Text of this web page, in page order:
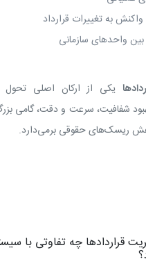
به تغییرات قرارداد
واحدهای سازمانی
یکی از ارکان اصلی تحول
شفافیت، سرعت و دقت، گامی
ریسک‌های حقوقی برمی‌دارد.
قراردادها چه تفاوتی با